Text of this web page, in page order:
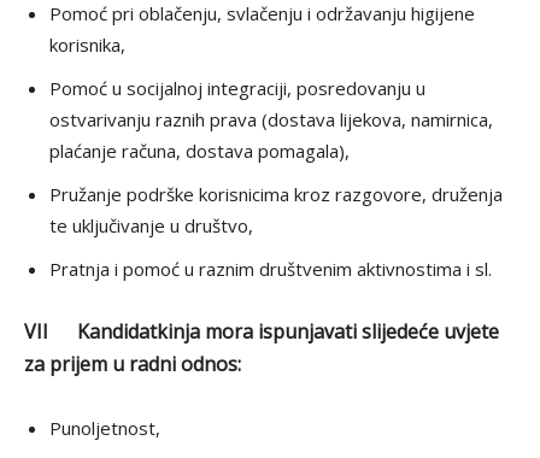
Pomoć pri oblačenju, svlačenju i održavanju higijene
korisnika,
Pomoć u socijalnoj integraciji, posredovanju u
ostvarivanju raznih prava (dostava lijekova, namirnica,
plaćanje računa, dostava pomagala),
Pružanje podrške korisnicima kroz razgovore, druženja
te uključivanje u društvo,
Pratnja i pomoć u raznim društvenim aktivnostima i sl.
VII Kandidatkinja mora ispunjavati slijedeće uvjete
za prijem u radni odnos:
Punoljetnost,